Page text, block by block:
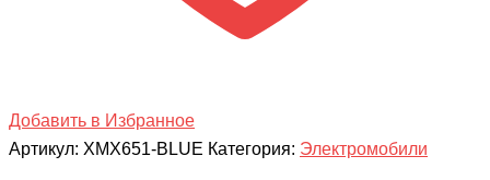
Добавить в Избранное
Артикул: XMX651-BLUE Категория: Электромобили